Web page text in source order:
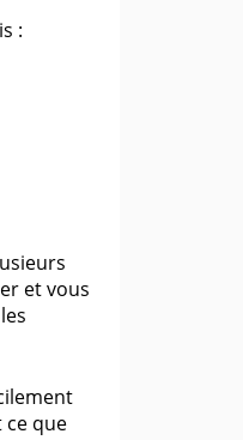
:
et vous
ce que